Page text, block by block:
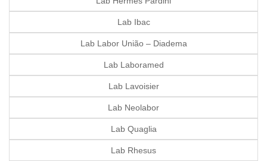
Lab Ibac
Lab Labor União – Diadema
Lab Laboramed
Lab Lavoisier
Lab Neolabor
Lab Quaglia
Lab Rhesus